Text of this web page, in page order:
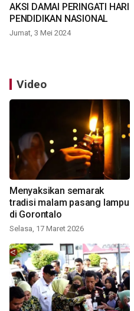
AKSI DAMAI PERINGATI HARI
PENDIDIKAN NASIONAL
Jumat, 3 Mei 2024
Video
Menyaksikan semarak
tradisi malam pasang lampu
di Gorontalo
Selasa, 17 Maret 2026